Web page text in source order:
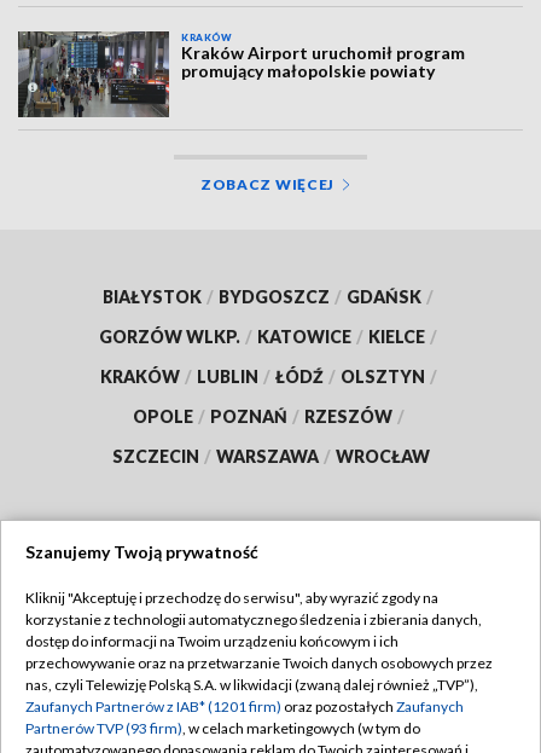
KRAKÓW
Kraków Airport uruchomił program
promujący małopolskie powiaty
ZOBACZ WIĘCEJ
BIAŁYSTOK / BYDGOSZCZ / GDAŃSK /
GORZÓW WLKP. / KATOWICE / KIELCE /
KRAKÓW / LUBLIN / ŁÓDŹ / OLSZTYN /
OPOLE / POZNAŃ / RZESZÓW /
SZCZECIN / WARSZAWA / WROCŁAW
TVP
Abonament TVP
Emisja w TVP
Centrum informacji TVP
Regulamin TVP
Polityka prywatności
Moje zgody
Szanujemy Twoją prywatność
Kliknij "Akceptuję i przechodzę do serwisu", aby wyrazić zgody na
korzystanie z technologii automatycznego śledzenia i zbierania danych,
dostęp do informacji na Twoim urządzeniu końcowym i ich
przechowywanie oraz na przetwarzanie Twoich danych osobowych przez
nas, czyli Telewizję Polską S.A. w likwidacji (zwaną dalej również „TVP”),
Zaufanych Partnerów z IAB* (1201 firm) oraz pozostałych Zaufanych
Partnerów TVP (93 firm), w celach marketingowych (w tym do